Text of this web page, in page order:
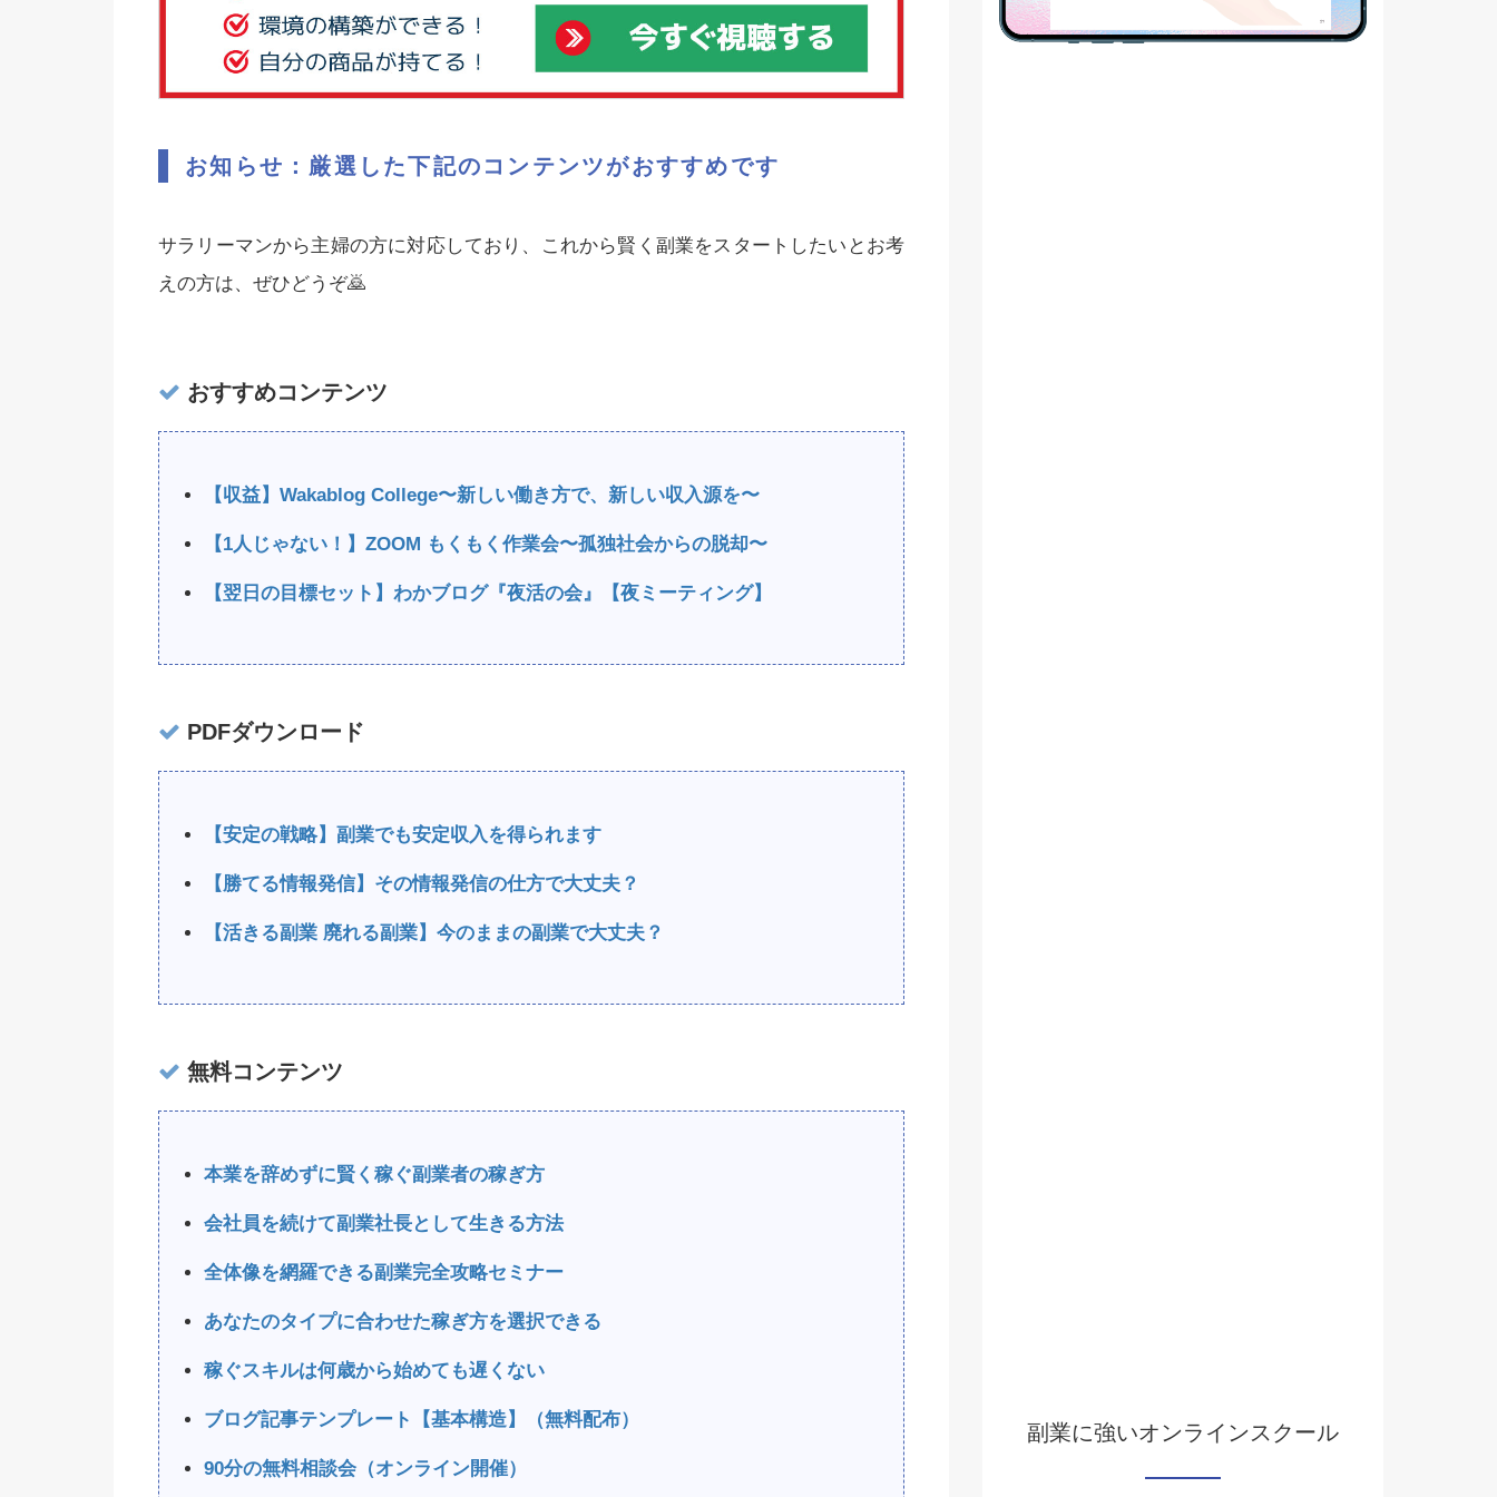
お知らせ：厳選した下記のコンテンツがおすすめです
サラリーマンから主婦の方に対応しており、これから賢く副業をスタートしたいとお考
えの方は、ぜひどうぞ🙇‍
おすすめコンテンツ
【収益】Wakablog College〜新しい働き方で、新しい収入源を〜
【1人じゃない！】ZOOM もくもく作業会〜孤独社会からの脱却〜
【翌日の目標セット】わかブログ『夜活の会』【夜ミーティング】
PDFダウンロード
【安定の戦略】副業でも安定収入を得られます
【勝てる情報発信】その情報発信の仕方で大丈夫？
【活きる副業 廃れる副業】今のままの副業で大丈夫？
無料コンテンツ
本業を辞めずに賢く稼ぐ副業者の稼ぎ方
会社員を続けて副業社長として生きる方法
全体像を網羅できる副業完全攻略セミナー
あなたのタイプに合わせた稼ぎ方を選択できる
稼ぐスキルは何歳から始めても遅くない
ブログ記事テンプレート【基本構造】（無料配布）
90分の無料相談会（オンライン開催）
副業に強いオンラインスクール